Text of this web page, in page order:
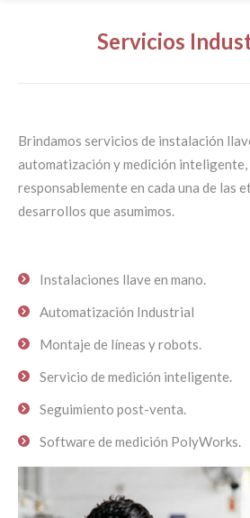
Servicios
Brindamos servicios de instalación
automatización y medición
responsablemente en cada una de las
desarrollos que asumimos.
Instalaciones llave en mano.
Automatización Industrial
Montaje de líneas y robots.
Servicio de medición inteligente.
Seguimiento post-venta.
Software de medición PolyWorks.